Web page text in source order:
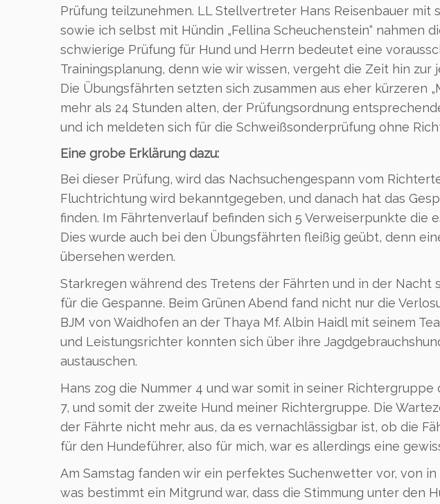
Prüfung teilzunehmen. LL Stellvertreter Hans Reisenbauer mit
sowie ich selbst mit Hündin „Fellina Scheuchenstein“ nahmen
schwierige Prüfung für Hund und Herrn bedeutet eine
Trainingsplanung, denn wie wir wissen, vergeht die Zeit hin
Die Übungsfährten setzten sich zusammen aus eher kürzeren
mehr als 24 Stunden alten, der Prüfungsordnung
und ich meldeten sich für die Schweißsonderprüfung ohne
Eine grobe Erklärung dazu:
Bei dieser Prüfung, wird das Nachsuchengespann vom
Fluchtrichtung wird bekanntgegeben, und danach hat das
finden. Im Fährtenverlauf befinden sich 5 Verweiserpunkte die
Dies wurde auch bei den Übungsfährten fleißig geübt, denn
übersehen werden.
Starkregen während des Tretens der Fährten und in der
für die Gespanne. Beim Grünen Abend fand nicht nur die
BJM von Waidhofen an der Thaya Mf. Albin Haidl mit seinem
und Leistungsrichter konnten sich über ihre
austauschen.
Hans zog die Nummer 4 und war somit in seiner
7, und somit der zweite Hund meiner Richtergruppe. Die
der Fährte nicht mehr aus, da es vernachlässigbar ist, ob die
für den Hundeführer, also für mich, war es allerdings eine
Am Samstag fanden wir ein perfektes Suchenwetter vor, von
was bestimmt ein Mitgrund war, dass die Stimmung unter den